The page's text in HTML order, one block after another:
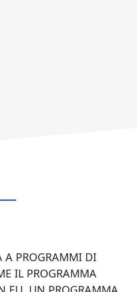
A PROGRAMMI DI
IL PROGRAMMA